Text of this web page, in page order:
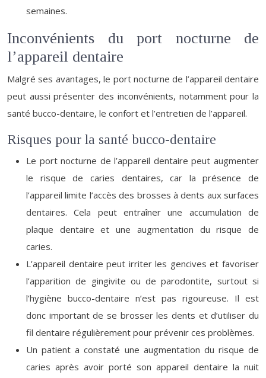
semaines.
Inconvénients du port nocturne de
l’appareil dentaire
Malgré ses avantages, le port nocturne de l’appareil dentaire
peut aussi présenter des inconvénients, notamment pour la
santé bucco-dentaire, le confort et l’entretien de l’appareil.
Risques pour la santé bucco-dentaire
Le port nocturne de l’appareil dentaire peut augmenter
le risque de caries dentaires, car la présence de
l’appareil limite l’accès des brosses à dents aux surfaces
dentaires. Cela peut entraîner une accumulation de
plaque dentaire et une augmentation du risque de
caries.
L’appareil dentaire peut irriter les gencives et favoriser
l’apparition de gingivite ou de parodontite, surtout si
l’hygiène bucco-dentaire n’est pas rigoureuse. Il est
donc important de se brosser les dents et d’utiliser du
fil dentaire régulièrement pour prévenir ces problèmes.
Un patient a constaté une augmentation du risque de
caries après avoir porté son appareil dentaire la nuit